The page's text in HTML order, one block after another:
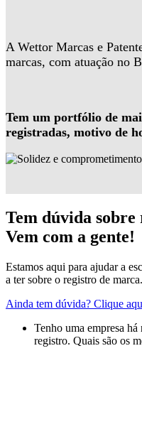
A Wettor Marcas e
marcas, com atuação no
Tem um portfólio de
registradas, motivo de
Tem dúvida
Vem com a gente!
Estamos aqui para ajudar a
a ter sobre o registro de marca.
Ainda tem dúvida? Clique
Tenho uma empresa
registro. Quais são os